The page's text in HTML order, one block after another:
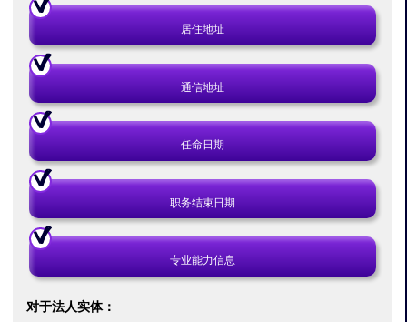
居住地址
通信地址
任命日期
职务结束日期
专业能力信息
对于法人实体：